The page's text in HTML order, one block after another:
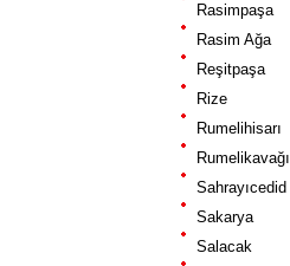
Rasimpaşa
Rasim Ağa
Reşitpaşa
Rize
Rumelihisarı
Rumelikavağı
Sahrayıcedid
Sakarya
Salacak